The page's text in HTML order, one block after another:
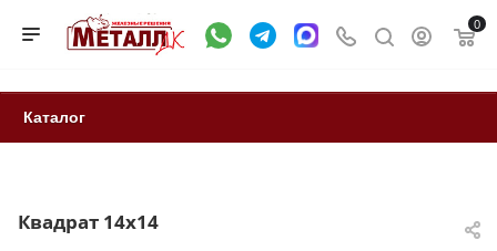
0
Каталог
Квадрат 14х14